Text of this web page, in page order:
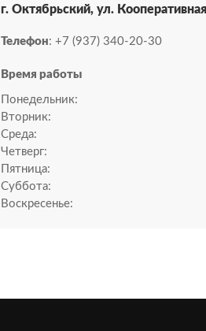
г. Октябрьский, ул.
Телефон: +7 (937) 340-20-30
Время работы
Понедельник:
Вторник:
Среда:
Четверг:
Пятница:
Суббота:
Воскресенье: